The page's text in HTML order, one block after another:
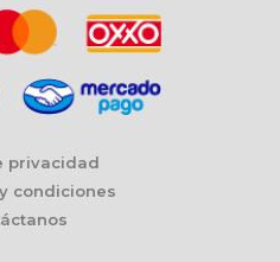
privacidad
condiciones